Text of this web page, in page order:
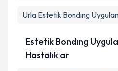
Urla Estetik Bondıng
Estetik Bondıng
Hastalıklar